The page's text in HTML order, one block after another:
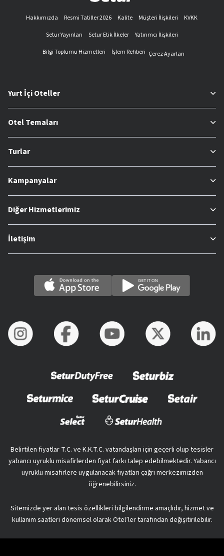
Hakkımızda Resmi Tatiller 2026 Kalite Müşteri İlişkileri
KVKK
Setur Yayınları
Setur Etik İlkeler
Yatırımcı İlişkileri
Bilgi Toplumu Hizmetleri
İşlem Rehberi Çerez Ayarları
Yurt İçi Oteller
Otel Temaları
Turlar
Kampanyalar
Diğer Hizmetlerimiz
İletişim
Belirtilen fiyatlar T.C. ve K.K.T.C. vatandaşları için geçerli olup tesisler
yabancı uyruklu misafirlerden fiyat farkı talep edebilmektedir. Yabancı
uyruklu misafirlere uygulanacak fiyatları çağrı merkezimizden
öğrenebilirsiniz.
Sitemizde yer alan tesis özellikleri bilgilendirme amaçlıdır, hizmet ve
kullanım saatleri dönemsel olarak Otel’ler tarafından değişitirilebilir.